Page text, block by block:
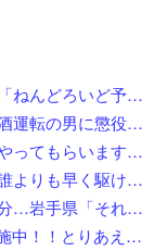
【ねんどろいど】グッスマ公式ショップ「ねんどろいど予約キャンペーン（2026年8月分）」【8月1日開始】
【続報】大学生を殺した小樽市の極悪飲酒運転の男に懲役4年6ヶ月の判決。
【悲報】高市さん、熊本の救出は徹夜でやってもらいますと言ってしまいめっちゃ炎上してしまうw w w w w w w w w
へずまりゅう、地震受け熊本に支援へ「誰よりも早く駆け付けます」「こういう時こそ動かないとダメです」
【悲報】捕まえたクマ、まさかの溺死処分…岩手県「それはダメ」と町を注意
【期間限定】MGS動画が100円セール実施中！！とりあえず全部買うやろｗｗｗｗｗ